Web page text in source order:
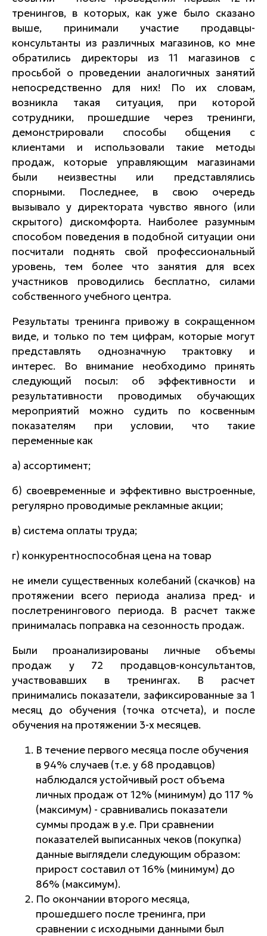
тренингов, в которых, как уже было сказано
выше, принимали участие продавцы-
консультанты из различных магазинов, ко мне
обратились директоры из 11 магазинов с
просьбой о проведении аналогичных занятий
непосредственно для них! По их словам,
возникла такая ситуация, при которой
сотрудники, прошедшие через тренинги,
демонстрировали способы общения с
клиентами и использовали такие методы
продаж, которые управляющим магазинами
были неизвестны или представлялись
спорными. Последнее, в свою очередь
вызывало у директората чувство явного (или
скрытого) дискомфорта. Наиболее разумным
способом поведения в подобной ситуации они
посчитали поднять свой профессиональный
уровень, тем более что занятия для всех
участников проводились бесплатно, силами
собственного учебного центра.
Результаты тренинга привожу в сокращенном
виде, и только по тем цифрам, которые могут
представлять однозначную трактовку и
интерес. Во внимание необходимо принять
следующий посыл: об эффективности и
результативности проводимых обучающих
мероприятий можно судить по косвенным
показателям при условии, что такие
переменные как
а) ассортимент;
б) своевременные и эффективно выстроенные,
регулярно проводимые рекламные акции;
в) система оплаты труда;
г) конкурентноспособная цена на товар
не имели существенных колебаний (скачков) на
протяжении всего периода анализа пред- и
послетренингового периода. В расчет также
принималась поправка на сезонность продаж.
Были проанализированы личные объемы
продаж у 72 продавцов-консультантов,
участвовавших в тренингах. В расчет
принимались показатели, зафиксированные за 1
месяц до обучения (точка отсчета), и после
обучения на протяжении 3-х месяцев.
В течение первого месяца после обучения
в 94% случаев (т.е. у 68 продавцов)
наблюдался устойчивый рост объема
личных продаж от 12% (минимум) до 117 %
(максимум) - сравнивались показатели
суммы продаж в у.е. При сравнении
показателей выписанных чеков (покупка)
данные выглядели следующим образом:
прирост составил от 16% (минимум) до
86% (максимум).
По окончании второго месяца,
прошедшего после тренинга, при
сравнении с исходными данными был